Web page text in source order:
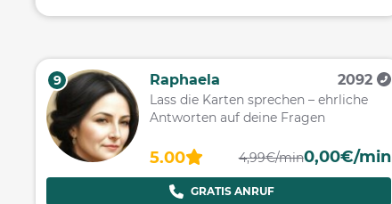
9 Raphaela 2092
Lass die Karten sprechen – ehrliche
Antworten auf deine Fragen
5.00 4,99€/min0,00€/min
GRATIS ANRUF